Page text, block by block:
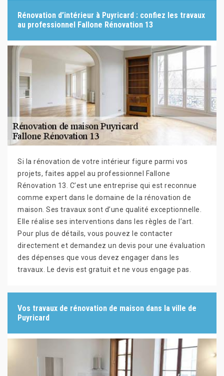
Rénovation d’intérieur à Puyricard : confiez les travaux
au professionnel Fallone Rénovation 13
Si la rénovation de votre intérieur figure parmi vos
projets, faites appel au professionnel Fallone
Rénovation 13. C’est une entreprise qui est reconnue
comme expert dans le domaine de la rénovation de
maison. Ses travaux sont d’une qualité exceptionnelle.
Elle réalise ses interventions dans les règles de l’art.
Pour plus de détails, vous pouvez le contacter
directement et demandez un devis pour une évaluation
des dépenses que vous devez engager dans les
travaux. Le devis est gratuit et ne vous engage pas.
Vos travaux de rénovation de maison dans la ville de
Puyricard